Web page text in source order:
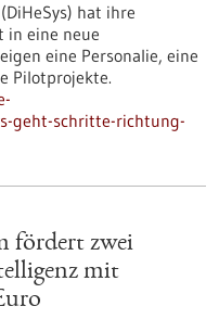
hat ihre
in eine neue
eine Personalie, eine
Pilotprojekte.
geht-schritte-richtung-
fördert zwei
mit